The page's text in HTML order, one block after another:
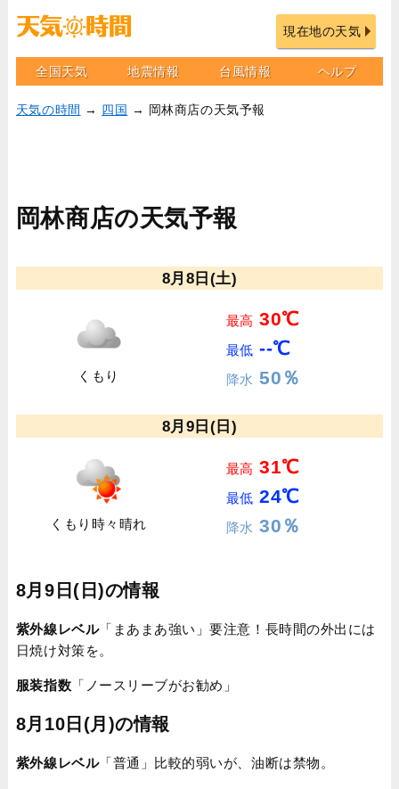
現在地の天気
全国天気 地震情報 台風情報 ヘルプ
天気の時間 → 四国 → 岡林商店の天気予報
岡林商店の天気予報
8月8日(土)
くもり
最高 30℃
最低 --℃
降水 50％
8月9日(日)
くもり時々晴れ
最高 31℃
最低 24℃
降水 30％
8月9日(日)の情報
紫外線レベル「まあまあ強い」要注意！長時間の外出には
日焼け対策を。
服装指数 「ノースリーブがお勧め」
8月10日(月)の情報
紫外線レベル「普通」比較的弱いが、油断は禁物。